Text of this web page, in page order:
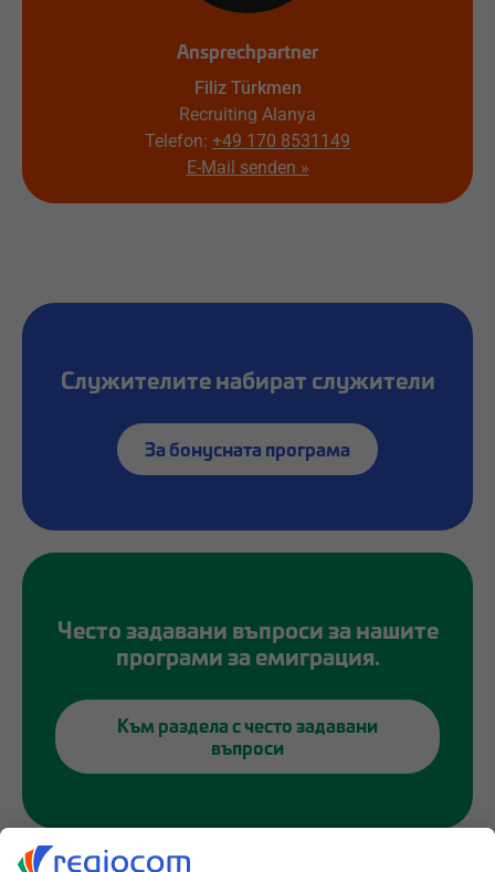
Ansprechpartner
Filiz Türkmen
Recruiting Alanya
Telefon: +49 170 8531149
E-Mail senden »
Служителите набират служители
За бонусната програма
Често задавани въпроси за нашите
програми за емиграция.
Към раздела с често задавани
въпроси